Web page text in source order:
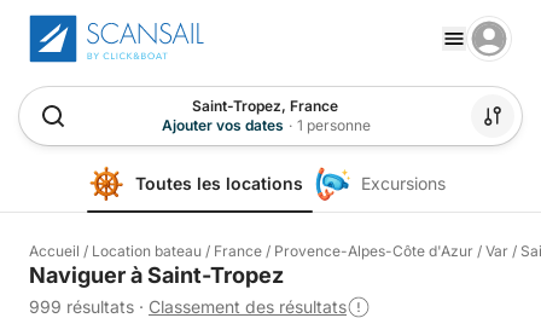
Saint-Tropez, France
Ajouter vos dates · 1 personne
Toutes les locations Excursions
Accueil / Location bateau / France / Provence-Alpes-Côte d'Azur / Var /
Naviguer à Saint-Tropez
999 résultats · Classement des résultats